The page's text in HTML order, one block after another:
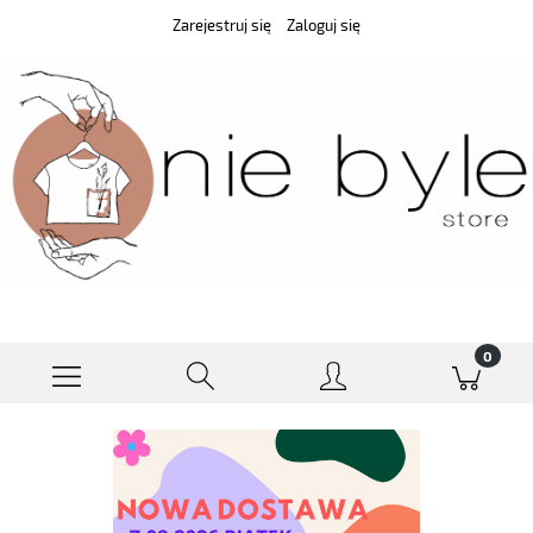
Zarejestruj się Zaloguj się